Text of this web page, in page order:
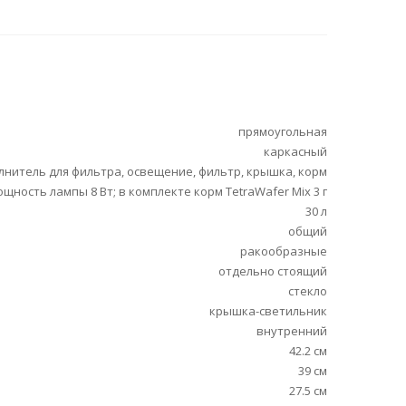
прямоугольная
каркасный
для фильтра, освещение, фильтр, крышка, корм
лампы 8 Вт; в комплекте корм TetraWafer Mix 3 г
30 л
общий
ракообразные
отдельно стоящий
стекло
крышка-светильник
внутренний
42.2 см
39 см
27.5 см